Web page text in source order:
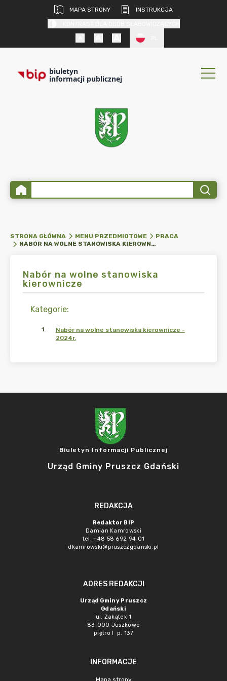
MAPA STRONY
INSTRUKCJA
biuletyn
informacji publicznej
STRONA GŁÓWNA MENU PRZEDMIOTOWE
PRACA
NABÓR NA WOLNE STANOWISKA KIEROWNICZE
Nabór na wolne stanowiska
kierownicze
Kategorie:
1.
Nabór na wolne stanowiska kierownicze -
2024r.
Biuletyn Informacji Publicznej
Urząd Gminy Pruszcz Gdański
REDAKCJA
Redaktor BIP
Damian Kamrowski
tel. +48 58 692 94 01
dkamrowski@pruszczgdanski.pl
ADRES REDAKCJI
Urząd Gminy Pruszcz
Gdański
ul. Zakątek 1
83-000 Juszkowo
piętro I p. 137
INFORMACJE
Mapa strony